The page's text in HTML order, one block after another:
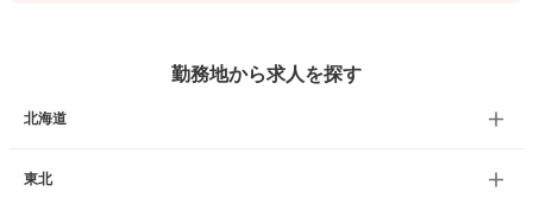
勤務地から求人を探す
北海道
東北